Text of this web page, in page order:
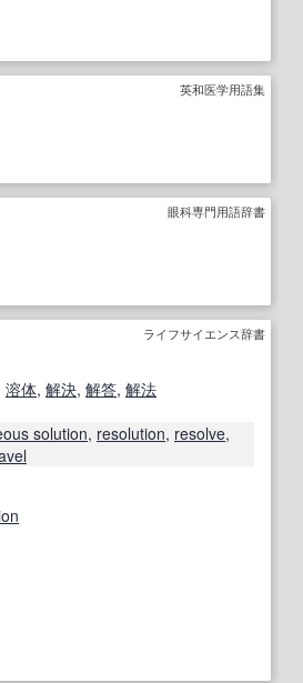
英和医学用語集
眼科専門用語辞書
ライフサイエンス辞書
溶体, 解決, 解答, 解法
solution, resolution, resolve,